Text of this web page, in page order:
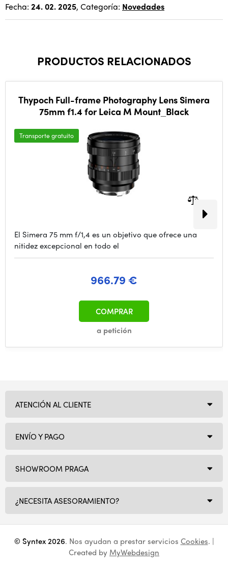
Fecha: 24. 02. 2025, Categoría: Novedades
PRODUCTOS RELACIONADOS
Thypoch Full-frame Photography Lens Simera
75mm f1.4 for Leica M Mount_Black
Transporte gratuito
El Simera 75 mm f/1,4 es un objetivo que ofrece una
nitidez excepcional en todo el
966.79 €
a petición
COMPRAR
SHOWROOM PRAGA
¿NECESITA ASESORAMIENTO?
ATENCIÓN AL CLIENTE
ENVÍO Y PAGO
© Syntex 2026. Nos ayudan a prestar servicios Cookies. |
Created by MyWebdesign